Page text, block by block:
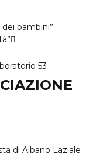
bambini”